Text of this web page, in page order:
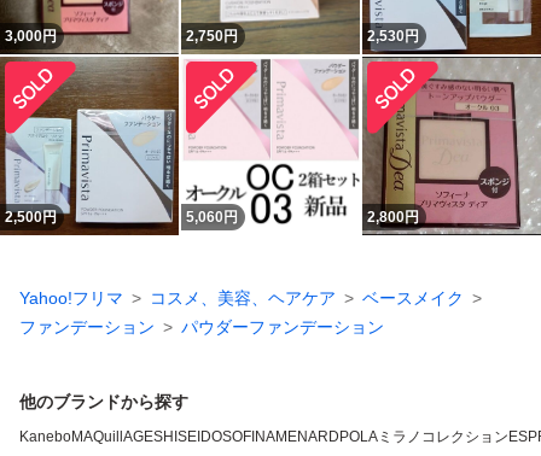
3,000円 2,750円 2,530円
2,500円 5,060 円 2,800円
Yahoo!フリマ コスメ、美容、ヘアケア
ベースメイク
ファンデーション
パウダーファンデーション
他のブランドから探す
KaneboMAQuillAGESHISEIDOSOFINAMENARD POLA ミラノコレクション